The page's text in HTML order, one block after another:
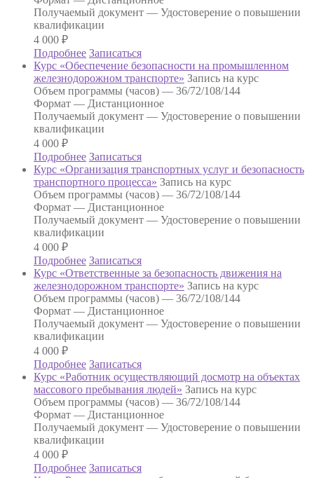
Получаемый документ — Удостоверение о повышении
квалификации
4 000 ₽
Подробнее Записаться
Курс «Обеспечение безопасности на промышленном
железнодорожном транспорте» Запись на курс
Объем программы (часов) — 36/72/108/144
Формат — Дистанционное
Получаемый документ — Удостоверение о повышении
квалификации
4 000 ₽
Подробнее Записаться
Курс «Организация транспортных услуг и безопасность
транспортного процесса» Запись на курс
Объем программы (часов) — 36/72/108/144
Формат — Дистанционное
Получаемый документ — Удостоверение о повышении
квалификации
4 000 ₽
Подробнее Записаться
Курс «Ответственные за безопасность движения на
железнодорожном транспорте» Запись на курс
Объем программы (часов) — 36/72/108/144
Формат — Дистанционное
Получаемый документ — Удостоверение о повышении
квалификации
4 000 ₽
Подробнее Записаться
Курс «Работник осуществляющий досмотр на объектах
массового пребывания людей» Запись на курс
Объем программы (часов) — 36/72/108/144
Формат — Дистанционное
Получаемый документ — Удостоверение о повышении
квалификации
4 000 ₽
Подробнее Записаться